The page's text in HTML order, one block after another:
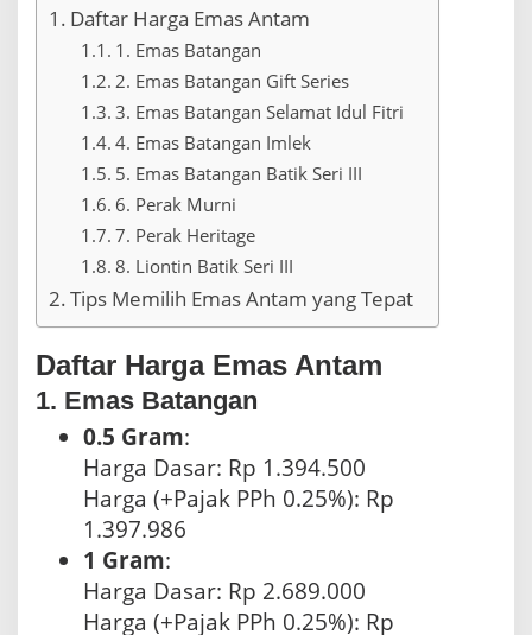
Daftar Harga Emas Antam
1. Emas Batangan
2. Emas Batangan Gift Series
3. Emas Batangan Selamat Idul Fitri
4. Emas Batangan Imlek
5. Emas Batangan Batik Seri III
6. Perak Murni
7. Perak Heritage
8. Liontin Batik Seri III
Tips Memilih Emas Antam yang Tepat
Daftar Harga Emas Antam
1. Emas Batangan
0.5 Gram:
Harga Dasar: Rp 1.394.500
Harga (+Pajak PPh 0.25%): Rp
1.397.986
1 Gram:
Harga Dasar: Rp 2.689.000
Harga (+Pajak PPh 0.25%): Rp